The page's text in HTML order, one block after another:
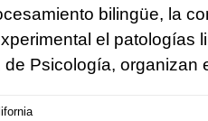
bilingüe, la
el patologías
de Psicología, organizan